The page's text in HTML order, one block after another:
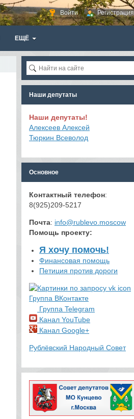
Войти Регистрация
ЕЩЁ
Наши депутаты
Наши депутаты!
Алексеев Алексей
Тюркин Всеволод
Основное
Контактный телефон:
8(925)209-5217
Почта: info@rublevo.moscow
Помощь проекту:
Я хочу помочь!
Финансовая помощь
Петиция против дороги
Группа ВКонтакте
Группа Telegram
Канал YouTube
Канал Google+
Рублёвский Народный Совет